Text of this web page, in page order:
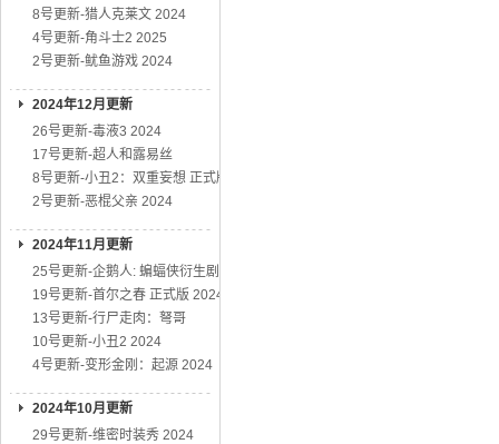
8号更新-猎人克莱文 2024
4号更新-角斗士2 2025
2号更新-鱿鱼游戏 2024
2024年12月更新
26号更新-毒液3 2024
17号更新-超人和露易丝
8号更新-小丑2：双重妄想 正式版
2号更新-恶棍父亲 2024
2024年11月更新
25号更新-企鹅人: 蝙蝠侠衍生剧
19号更新-首尔之春 正式版 2024
13号更新-行尸走肉：弩哥
10号更新-小丑2 2024
4号更新-变形金刚：起源 2024
2024年10月更新
29号更新-维密时装秀 2024